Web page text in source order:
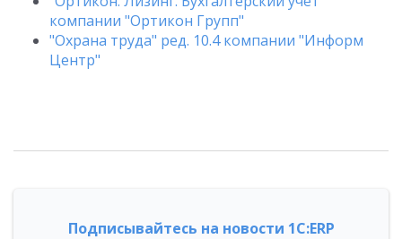
компании "Ортикон Групп"
"Охрана труда" ред. 10.4 компании "Информ
Центр"
Подписывайтесь на новости 1С:ERP